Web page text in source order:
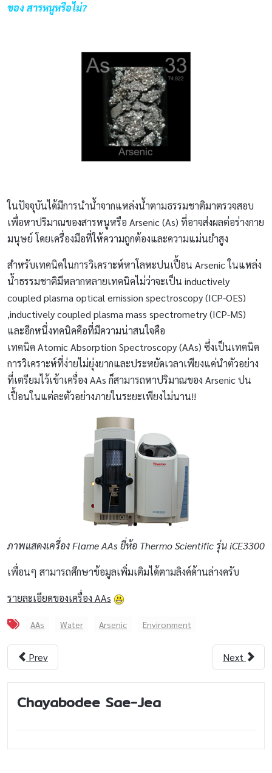
ของ สารหนูหรือไม่?
ในปัจจุบันได้มีการนำน้ำจากแหล่งน้ำตามธรรมชาติมาตรวจสอบ
เพื่อหาปริมาณของสารหนูหรือ Arsenic (As) ที่อาจส่งผลต่อร่างกาย
มนุษย์ โดยเครื่องมือที่ให้ความถูกต้องและความแม่นยำสูง
สำหรับเทคนิคในการวิเคราะห์หาโลหะปนเปื้อน Arsenic ในแหล่ง
น้ำธรรมชาติมีหลากหลายเทคนิคไม่ว่าจะเป็น inductively
coupled plasma optical emission spectroscopy (ICP-OES)
,inductively coupled plasma mass spectrometry (ICP-MS)
และอีกหนึ่งทคนิคคือที่มีความน่าสนใจคือ
เทคนิค Atomic Absorption Spectroscopy (AAs) ซึ่งเป็นเทคนิค
การวิเคราะห์ที่ง่ายไม่ยุ่งยากและประหยัดเวลาเพียงแค่นำตัวอย่าง
ที่เตรียมไว้เข้าเครื่อง AAs ก็สามารถหาปริมาณของ Arsenic ปน
เปื้อนในแต่ละตัวอย่างภายในระยะเพียงไม่นาน!!
ภาพแสดงเครื่องFlame AAs ยี่ห้อ Thermo Scientific รุ่น iCE3300
เพื่อนๆ สามารถศึกษาข้อมูลเพิ่มเติมได้ตามลิงค์ด้านล่างครับ
รายละเอียดของเครื่อง AAs
AAs Water Arsenic Environment
Prev Next
Chayabodee Sae-Jea